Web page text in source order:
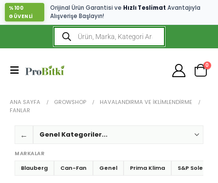
%100
GÜVENLİ
Orijinal Ürün Garantisi ve Hızlı Teslimat Avantajıyla
Alışverişe Başlayın!
0
ANA SAYFA GROWSHOP
HAVALANDIRMA VE İKLIMLENDIRME
FANLAR
←
MARKALAR
Blauberg Can-Fan Genel Prima Klima S&P Soler